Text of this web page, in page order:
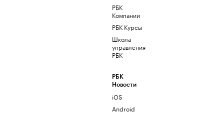
РБК
Компании
РБК Курсы
Школа
управления
РБК
РБК
Новости
iOS
Android